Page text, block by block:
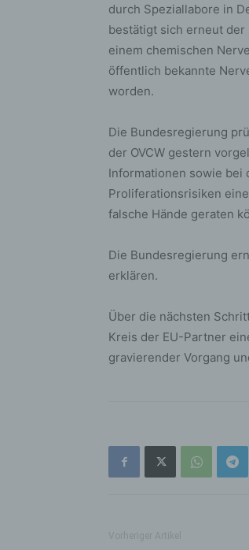
durch Speziallabore in
bestätigt sich erneut
einem chemischen
öffentlich bekannte
worden.
Die Bundesregierung
der OVCW gestern
Informationen sowie bei
Proliferationsrisiken
falsche Hände geraten
Die Bundesregierung
erklären.
Über die nächsten
Kreis der EU-Partner
gravierender Vorgang